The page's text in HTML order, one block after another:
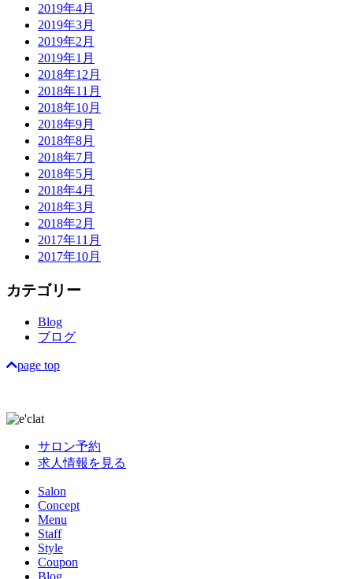
2019年4月
2019年3月
2019年2月
2019年1月
2018年12月
2018年11月
2018年10月
2018年9月
2018年8月
2018年7月
2018年5月
2018年4月
2018年3月
2018年2月
2017年11月
2017年10月
カテゴリー
Blog
ブログ
page top
サロン予約
求人情報を見る
Salon
Concept
Menu
Staff
Style
Coupon